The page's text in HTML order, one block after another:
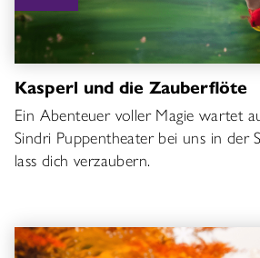
Kasperl und die Zauberflöte
Ein Abenteuer voller Magie wartet
Sindri Puppentheater bei uns in der
lass dich verzaubern.